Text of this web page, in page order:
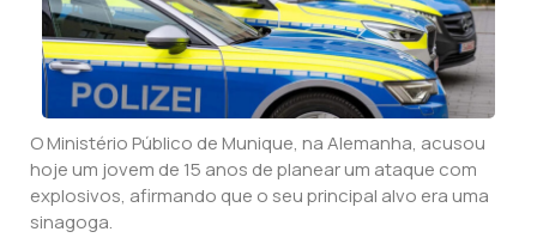
O Ministério Público de Munique, na Alemanha, acusou
hoje um jovem de 15 anos de planear um ataque com
explosivos, afirmando que o seu principal alvo era uma
sinagoga.